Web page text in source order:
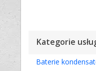
Kategorie
Baterie